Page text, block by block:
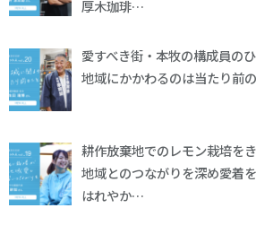
厚木珈琲…
愛すべき街・本牧の構成員の
地域にかかわるのは当たり前
耕作放棄地でのレモン栽培を
地域とのつながりを深め愛着
はれやか…